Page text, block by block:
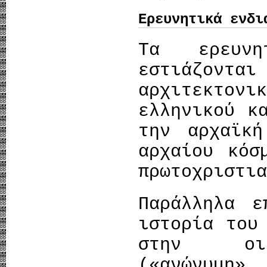
Ερευνητικά
Τα
ελληνικού
την
αρχαίου
Παράλληλα
ιστορία
στην